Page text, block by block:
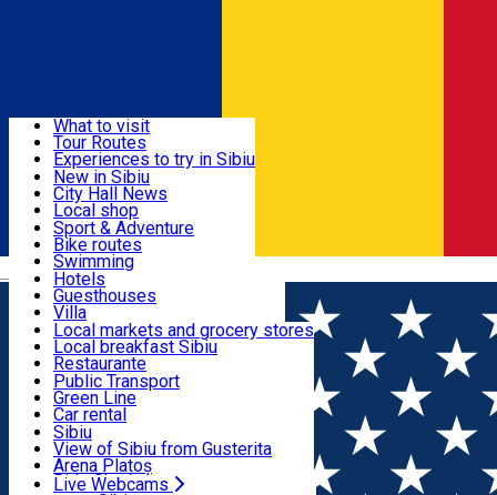
Română
Useful info
Activities & Adventure
Accommodation
Food, Drinks & Nightlife
Transport & Parking
Live Webcams
What to visit
Tour Routes
Experiences to try in Sibiu
Podcast
Culture
Museums
Churches
Parks, Zoo
County of Sibiu
New in Sibiu
City Hall News
Local shop
Sibiu artisans
Sibiul Verde
Public services
Education
How do I get to Sibiu
Tourist Info
Tour Guides
Guided tours
Publicații locale
Beauty salons
Sport & Adventure
Bike routes
Swimming
Riding
Indoor activities
Loc de joacă indoor
Loc de joacă outdoor
Ski
Ice skating
Yoga
Hotels
Guesthouses
Villa
Hostels
Motel
Camping
Renting rooms
Rooms for rent
Accommodation outside Sibiu
Local markets and grocery stores
Local breakfast Sibiu
Restaurante
Pizza
Fast Food
Coffee
Sweets
Pub, Bar
Night clubs
Bakeries
Public Transport
Green Line
Car rental
Rent a bike
Scooter rentals
Taxi
Ride Sharing
Sibiu
View of Sibiu from Gusterita
Arena Platoș
Live Webcams